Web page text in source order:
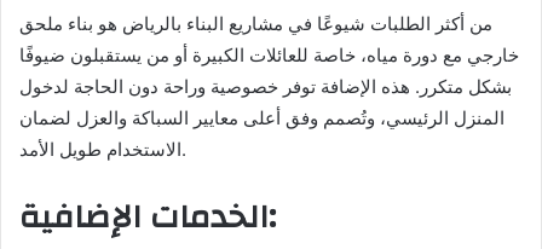
من أكثر الطلبات شيوعًا في مشاريع البناء بالرياض هو بناء ملحق
خارجي مع دورة مياه، خاصة للعائلات الكبيرة أو من يستقبلون ضيوفًا
بشكل متكرر. هذه الإضافة توفر خصوصية وراحة دون الحاجة لدخول
المنزل الرئيسي، وتُصمم وفق أعلى معايير السباكة والعزل لضمان
الاستخدام طويل الأمد.
الخدمات الإضافية: